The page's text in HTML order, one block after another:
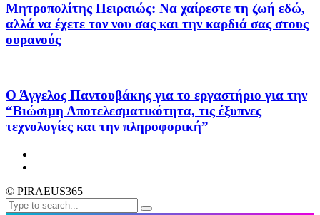
Μητροπολίτης Πειραιώς: Να χαίρεστε τη ζωή εδώ,
αλλά να έχετε τον νου σας και την καρδιά σας στους
ουρανούς
Ο Άγγελος Παντουβάκης για το εργαστήριο για την
“Βιώσιμη Αποτελεσματικότητα, τις έξυπνες
τεχνολογίες και την πληροφορική”
© PIRAEUS365